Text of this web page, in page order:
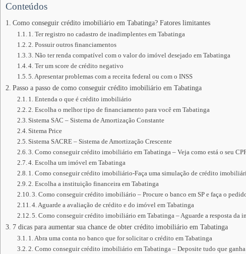
Conteúdos
Como conseguir crédito imobiliário em Tabatinga? Fatores limitantes
1. Ter registro no cadastro de inadimplentes em Tabatinga
2. Possuir outros financiamentos
3. Não ter renda compatível com o valor do imóvel desejado em Tabatinga
4. Ter um score de crédito negativo
5. Apresentar problemas com a receita federal ou com o INSS
Passo a passo de como conseguir crédito imobiliário em Tabatinga
1. Entenda o que é crédito imobiliário
2. Escolha o melhor tipo de financiamento para você em Tabatinga
Sistema SAC – Sistema de Amortização Constante
Sitema Price
Sistema SACRE – Sistema de Amortização Crescente
3. Como conseguir crédito imobiliário em Tabatinga – Veja como está o seu
4. Escolha um imóvel em Tabatinga
1. Como conseguir crédito imobiliário-Faça uma simulação de crédito
2. Escolha a instituição financeira em Tabatinga
3. Como conseguir crédito imobiliário – Procure o banco em SP e faça o
4. Aguarde a avaliação de crédito e do imóvel em Tabatinga
5. Como conseguir crédito imobiliário em Tabatinga – Aguarde a resposta da
7 dicas para aumentar sua chance de obter crédito imobiliário em Tabatinga
1. Abra uma conta no banco que for solicitar o crédito em Tabatinga
2. Como conseguir crédito imobiliário em Tabatinga – Deposite tudo que ganha